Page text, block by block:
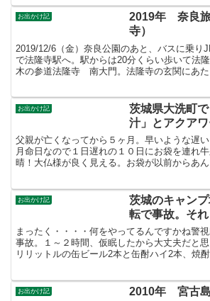
お出かけ記
2019年 奈良
寺）
2019/12/6（金）奈良公園のあと、バスに乗り
で法隆寺駅へ。駅からは20分くらい歩いて法
木の参道法隆寺 南大門。法隆寺の玄関にあ
お出かけ記
茨城県大洗町
汁」とアクア
父親が亡くなってから５ヶ月。早いような遅
月命日なので１日遅れの１０日にお袋を連れ
晴！大仏様が良く見える。お袋が以前からあ
お出かけ記
茨城のキャン
転で事故。そ
まったく・・・・何をやってるんですかね警
事故。１～２時間、仮眠したから大丈夫だと
リリットルの缶ビール2本と缶酎ハイ2本、焼
お出かけ記 2010年 宮古島